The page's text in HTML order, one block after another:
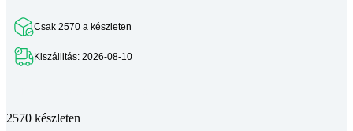
Csak 2570 a készleten
Kiszállitás: 2026-08-10
2570 készleten